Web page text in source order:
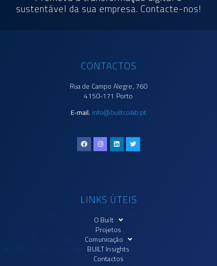
sustentável da sua empresa. Contacte-nos!
CONTACTOS
Rua de Campo Alegre, 760
4150-171 Porto
E-mail. info@builtcolab.pt
LINKS ÚTEIS
O Built
Projetos
Comunicação
BUILT Insights
Contactos